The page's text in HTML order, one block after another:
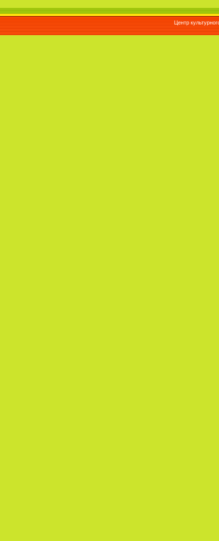
Центр